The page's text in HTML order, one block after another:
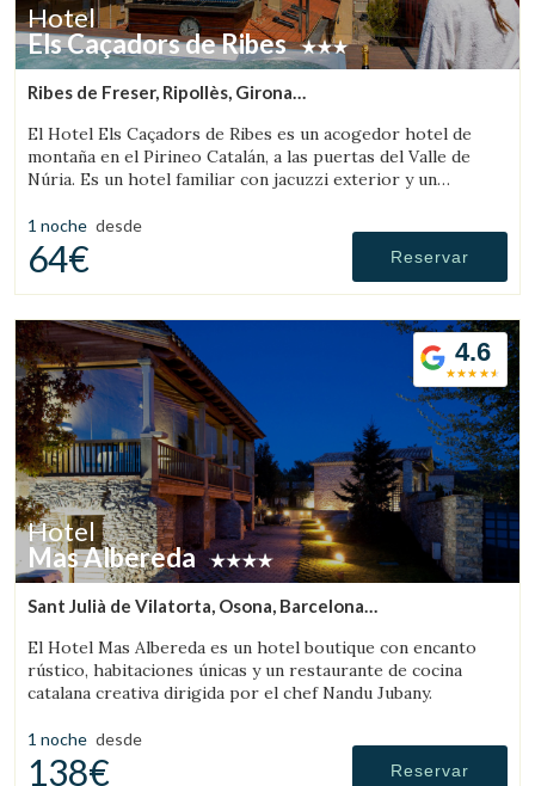
Hotel
Els Caçadors de Ribes
Ribes de Freser, Ripollès, Girona
El Hotel Els Caçadors de Ribes es un acogedor hotel de
montaña en el Pirineo Catalán, a las puertas del Valle de
Núria. Es un hotel familiar con jacuzzi exterior y un
1 noche desde
64€ Reservar
4.6
Hotel
Mas Albereda
Sant Julià de Vilatorta, Osona, Barcelona
El Hotel Mas Albereda es un hotel boutique con encanto
rústico, habitaciones únicas y un restaurante de cocina
catalana creativa dirigida por el chef Nandu Jubany.
1 noche desde
138€ Reservar